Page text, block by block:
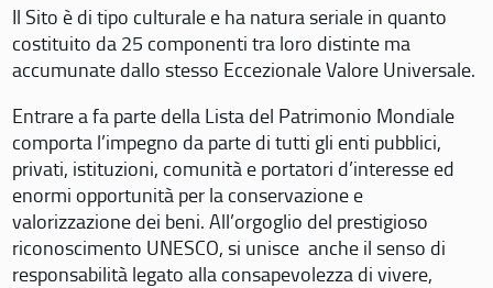
Il Sito è di tipo culturale e ha natura seriale in quanto
costituito da 25 componenti tra loro distinte ma
accumunate dallo stesso Eccezionale Valore Universale.
Entrare a fa parte della Lista del Patrimonio Mondiale
comporta l’impegno da parte di tutti gli enti pubblici,
privati, istituzioni, comunità e portatori d’interesse ed
enormi opportunità per la conservazione e
valorizzazione dei beni. All’orgoglio del prestigioso
riconoscimento UNESCO, si unisce anche il senso di
responsabilità legato alla consapevolezza di vivere,